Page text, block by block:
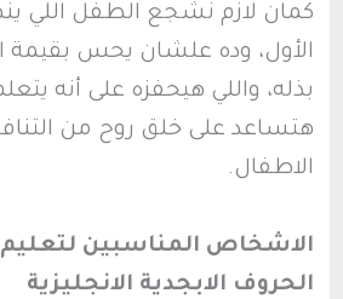
كمان لازم نشجع الطفل اللي
الأول، وده علشان يحس بقيمة
بذله، واللي هيحفزه على أنه
هتساعد على خلق روح من
الاطفال.
الاشخاص المناسبين لتعليم
الحروف الابجدية الانجليزية